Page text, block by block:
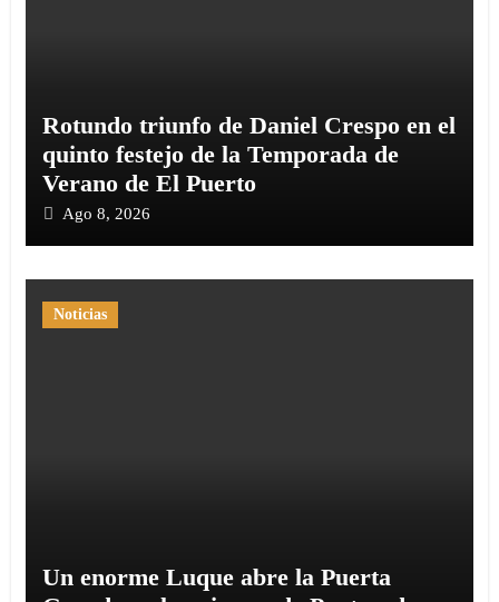
Rotundo triunfo de Daniel Crespo en el
quinto festejo de la Temporada de
Verano de El Puerto
Ago 8, 2026
Noticias
Un enorme Luque abre la Puerta